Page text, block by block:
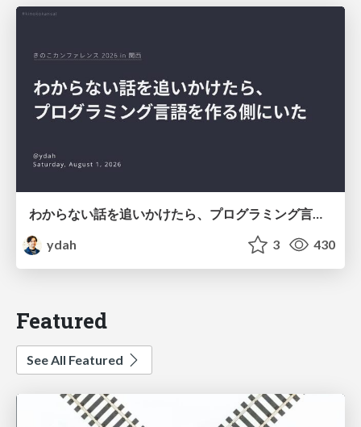
わからない話を追いかけたら、プログラミング言語を作る側にいた
ydah
3 430
Featured
See All Featured